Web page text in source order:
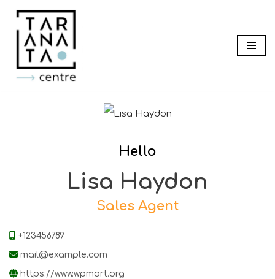
Saltar
contenido
Hello
Lisa Haydon
Sales Agent
+123456789
mail@example.com
https://www.wpmart.org